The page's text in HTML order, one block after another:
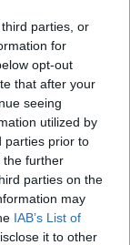
parties, or
for
opt-out
that after your
seeing
utilized by
parties prior to
the further
parties on the
may
IAB’s List of
it to other